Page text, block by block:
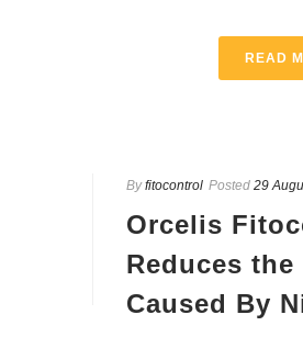
READ
By fitocontrol Posted 29
Orcelis
Reduces
Caused By